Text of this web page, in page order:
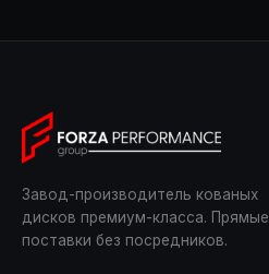
Завод-производитель кованых
дисков премиум-класса. Прямые
поставки без посредников.